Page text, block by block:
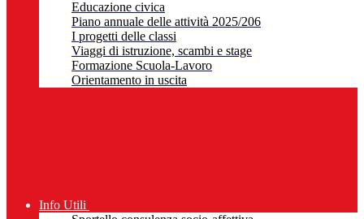
Educazione civica
Piano annuale delle attività 2025/206
I progetti delle classi
Viaggi di istruzione, scambi e stage
Formazione Scuola-Lavoro
Orientamento in uscita
Info Utili